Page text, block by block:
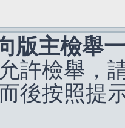
版主檢舉
許檢舉，
後按照提